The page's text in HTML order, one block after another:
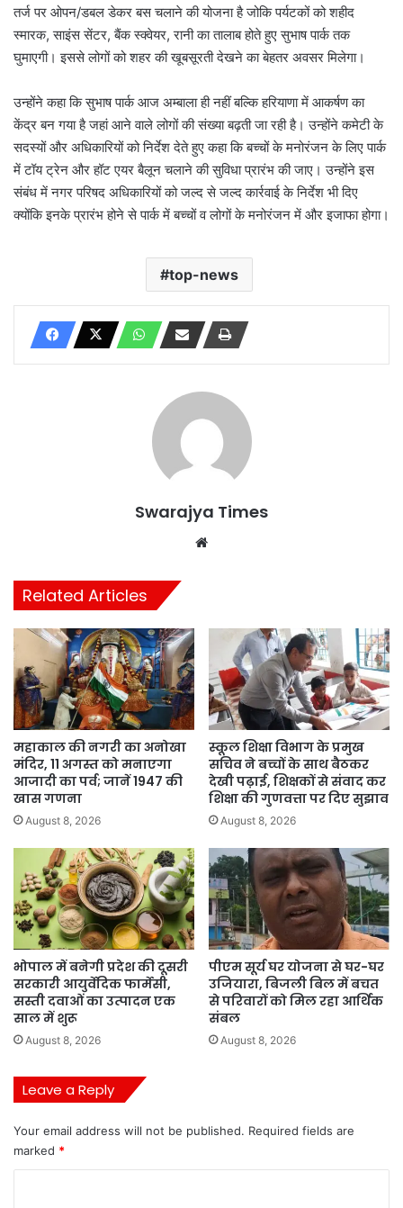
तर्ज पर ओपन/डबल डेकर बस चलाने की योजना है जोकि पर्यटकों को शहीद
स्मारक, साइंस सेंटर, बैंक स्क्वेयर, रानी का तालाब होते हुए सुभाष पार्क तक
घुमाएगी। इससे लोगों को शहर की खूबसूरती देखने का बेहतर अवसर मिलेगा।
उन्होंने कहा कि सुभाष पार्क आज अम्बाला ही नहीं बल्कि हरियाणा में आकर्षण का
केंद्र बन गया है जहां आने वाले लोगों की संख्या बढ़ती जा रही है। उन्होंने कमेटी के
सदस्यों और अधिकारियों को निर्देश देते हुए कहा कि बच्चों के मनोरंजन के लिए पार्क
में टॉय ट्रेन और हॉट एयर बैलून चलाने की सुविधा प्रारंभ की जाए। उन्होंने इस
संबंध में नगर परिषद अधिकारियों को जल्द से जल्द कार्रवाई के निर्देश भी दिए
क्योंकि इनके प्रारंभ होने से पार्क में बच्चों व लोगों के मनोरंजन में और इजाफा होगा।
top-news
Swarajya Times
Related Articles
महाकाल की नगरी का अनोखा
मंदिर, 11 अगस्त को मनाएगा
आजादी का पर्व; जानें 1947 की
खास गणना
August 8, 2026
स्कूल शिक्षा विभाग के प्रमुख
सचिव ने बच्चों के साथ बैठकर
देखी पढ़ाई, शिक्षकों से संवाद कर
शिक्षा की गुणवत्ता पर दिए सुझाव
August 8, 2026
भोपाल में बनेगी प्रदेश की दूसरी
सरकारी आयुर्वेदिक फार्मेसी,
सस्ती दवाओं का उत्पादन एक
साल में शुरू
August 8, 2026
पीएम सूर्य घर योजना से घर-घर
उजियारा, बिजली बिल में बचत
से परिवारों को मिल रहा आर्थिक
संबल
August 8, 2026
Leave a Reply
Your email address will not be published. Required fields are
marked *